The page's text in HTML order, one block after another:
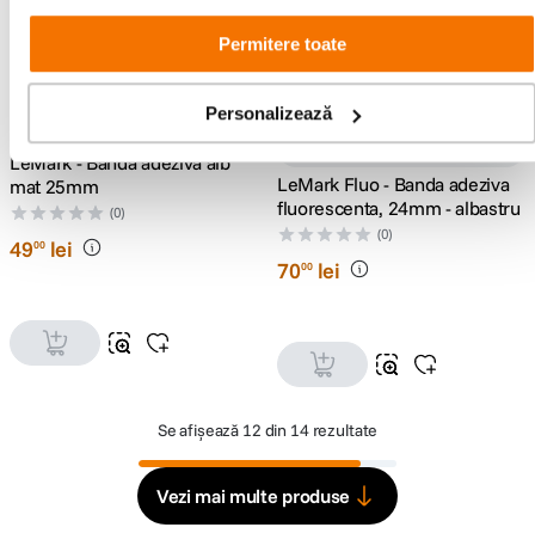
Permitere toate
Personalizează
LeMark - Banda adeziva alb
mat 25mm
(0)
4900 lei
LeMark Fluo - Banda adeziva
fluorescenta, 24mm - albastru
(0)
7000 lei
Se afișează 12 din 14 rezultate
Vezi mai multe produse